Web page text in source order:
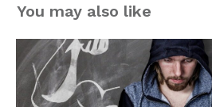
You may also like